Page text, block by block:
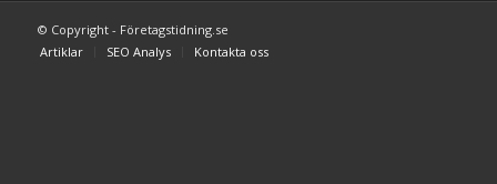
© Copyright - Företagstidning.se
Artiklar
SEO Analys Kontakta oss